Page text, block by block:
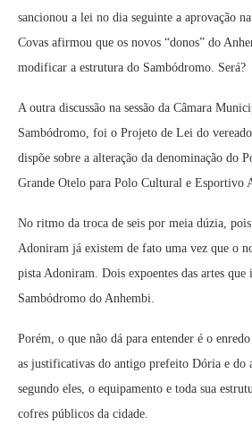
sancionou a lei no dia seguinte a aprovação
Covas afirmou que os novos “donos” do
modificar a estrutura do Sambódromo. Será?
A outra discussão na sessão da Câmara
Sambódromo, foi o Projeto de Lei do
dispõe sobre a alteração da denominação do
Grande Otelo para Polo Cultural e Esportivo
No ritmo da troca de seis por meia dúzia, pois
Adoniram já existem de fato uma vez que o
pista Adoniram. Dois expoentes das artes
Sambódromo do Anhembi.
Porém, o que não dá para entender é o
as justificativas do antigo prefeito Dória e do
segundo eles, o equipamento e toda sua
cofres públicos da cidade.